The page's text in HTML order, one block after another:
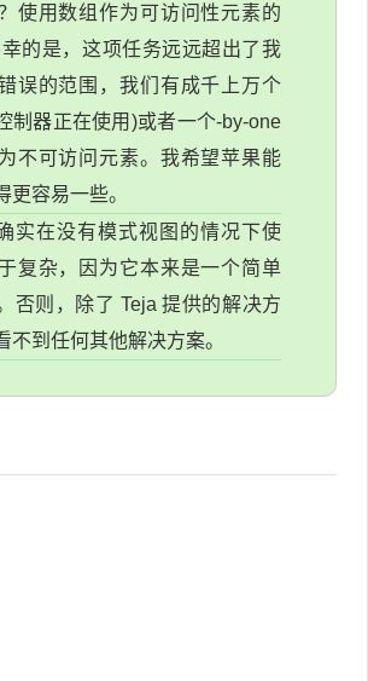
使用数组作为可访问性元素的
的是，这项任务远远超出了我
误的范围，我们有成千上万个
制器正在使用)或者一个-by-one
不可访问元素。我希望苹果能
更容易一些。
实在没有模式视图的情况下使
复杂，因为它本来是一个简单
否则，除了 Teja 提供的解决方
不到任何其他解决方案。